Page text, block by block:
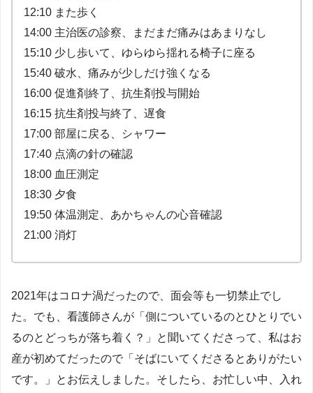
12:10 また歩く
14:00 主治医の診察、まだまだ痛みはあまりなし
15:10 少し歩いて、ゆらゆら揺れる椅子に座る
15:40 破水、痛みが少しだけ強くなる
16:00 促進剤終了、抗生剤投与開始
16:15 抗生剤投与終了、遅食
17:00 部屋に戻る、シャワー
17:40 点滴の針の確認
18:00 血圧測定
18:30 夕食
19:50 体温測定、あかちゃんの心音確認
21:00 消灯
2021年はコロナ渦だったので、面会等も一切禁止でし
た。でも、看護師さんが「側についているのとひとりでい
るのとどっちが落ち着く？」と聞いてくださって、私はお
産が初めてだったので「そばにいてくださるとありがたい
です。」とお伝えしました。そしたら、お忙しい中、入れ